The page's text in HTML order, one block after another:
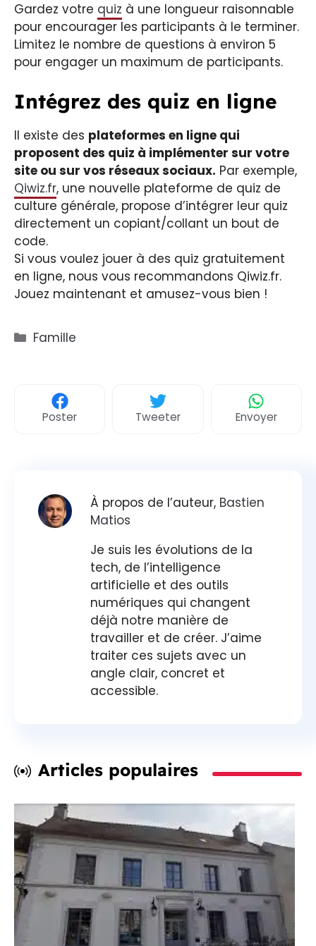
Gardez votre quiz à une longueur raisonnable
pour encourager les participants à le terminer.
Limitez le nombre de questions à environ 5
pour engager un maximum de participants.
Intégrez des quiz en ligne
Il existe des plateformes en ligne qui
proposent des quiz à implémenter sur votre
site ou sur vos réseaux sociaux. Par exemple,
Qiwiz.fr, une nouvelle plateforme de quiz de
culture générale, propose d’intégrer leur quiz
directement un copiant/collant un bout de
code.
Si vous voulez jouer à des quiz gratuitement
en ligne, nous vous recommandons Qiwiz.fr.
Jouez maintenant et amusez-vous bien !
Catégories
Famille
Poster Tweeter Envoyer
À propos de l’auteur, Bastien
Matios
Je suis les évolutions de la
tech, de l’intelligence
artificielle et des outils
numériques qui changent
déjà notre manière de
travailler et de créer. J’aime
traiter ces sujets avec un
angle clair, concret et
accessible.
Articles populaires